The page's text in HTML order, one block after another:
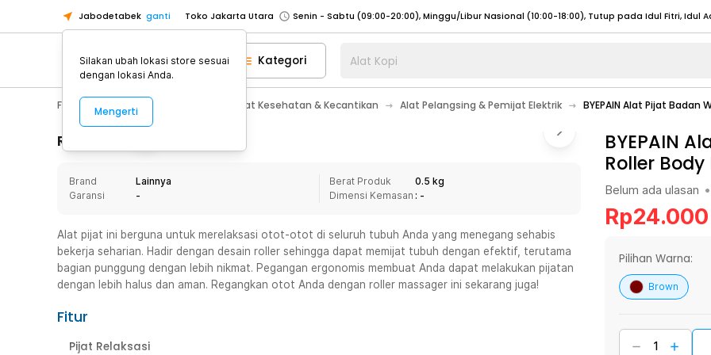
Jabodetabek ganti Toko Jakarta Utara
Toko Tangerang
Toko Cikupa
Pick n Go Jakarta Barat
Senin - Jumat (07:00 - 20:00), Sabtu - Minggu (08:00 - 20:00), Tutup pada Idul Fitri
Pick n Go Bekasi
Senin - Jumat (08:00 - 20:00), Sabtu - Minggu/ Libur Nasional (08:00 - 17:00) Selengkapnya
Senin - Jumat (08:00 - 20:00), Sabtu - Minggu/ Libur Nasional (08:00 - 17:00) Selengkapnya
Senin - Sabtu (09:00-20:00), Minggu/Libur Nasional (12:00-20:00), Tutup pada Idul Fitri
Senin - Sabtu (09:00-20:00), Minggu/Libur Nasional (12:00-20:00), Tutup pada Idul Fitri
Toko Tangerang
Toko Cikupa
Pick n Go Jakarta Barat
Senin - Jumat (07:00 - 20:00), Sabtu - Minggu (08:00 - 20:00), Tutup pada Idul Fitri
Selengkapnya
Kategori Alat Kopi
Fashion, Make Up & Beauty Care Alat Kesehatan & Kecantikan Alat Pelangsing & Pemijat Elektrik BYEPAIN Alat Pijat Badan
Rincian Produk
Brand
Lainnya
Garansi
-
Berat Produk
0.5 kg
Dimensi Kemasan : -
Alat pijat ini berguna untuk merelaksasi otot-otot di seluruh tubuh Anda yang menegang sehabis
bekerja seharian. Hadir dengan desain roller sehingga dapat memijat tubuh dengan efektif, terutama
bagian punggung dengan lebih nikmat. Pegangan ergonomis membuat Anda dapat melakukan pijatan
dengan lebih halus dan aman. Regangkan otot Anda dengan roller massager ini sekarang juga!
Fitur
Pijat Relaksasi
BYEPAIN
Roller
Belum ada ulasan •
Rp24.000
Pilihan Warna:
Brown
Silakan ubah lokasi store sesuai
dengan lokasi Anda.
Mengerti